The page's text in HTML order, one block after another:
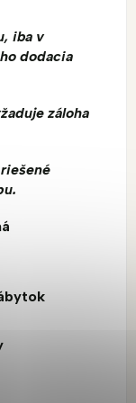
iba v
dodacia
záloha